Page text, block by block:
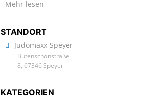
Mehr lesen
STANDORT
Judomaxx Speyer
Butenschönstraße
8, 67346 Speyer
KATEGORIEN